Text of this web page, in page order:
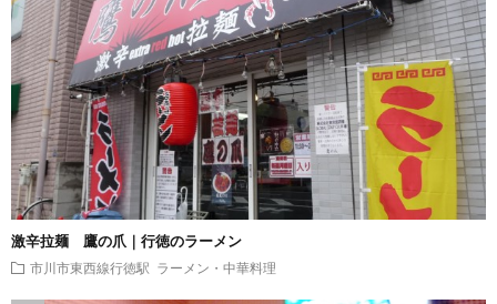
激辛拉麺 鷹の爪｜行徳のラーメン
市川市東西線行徳駅 ラーメン・中華料理